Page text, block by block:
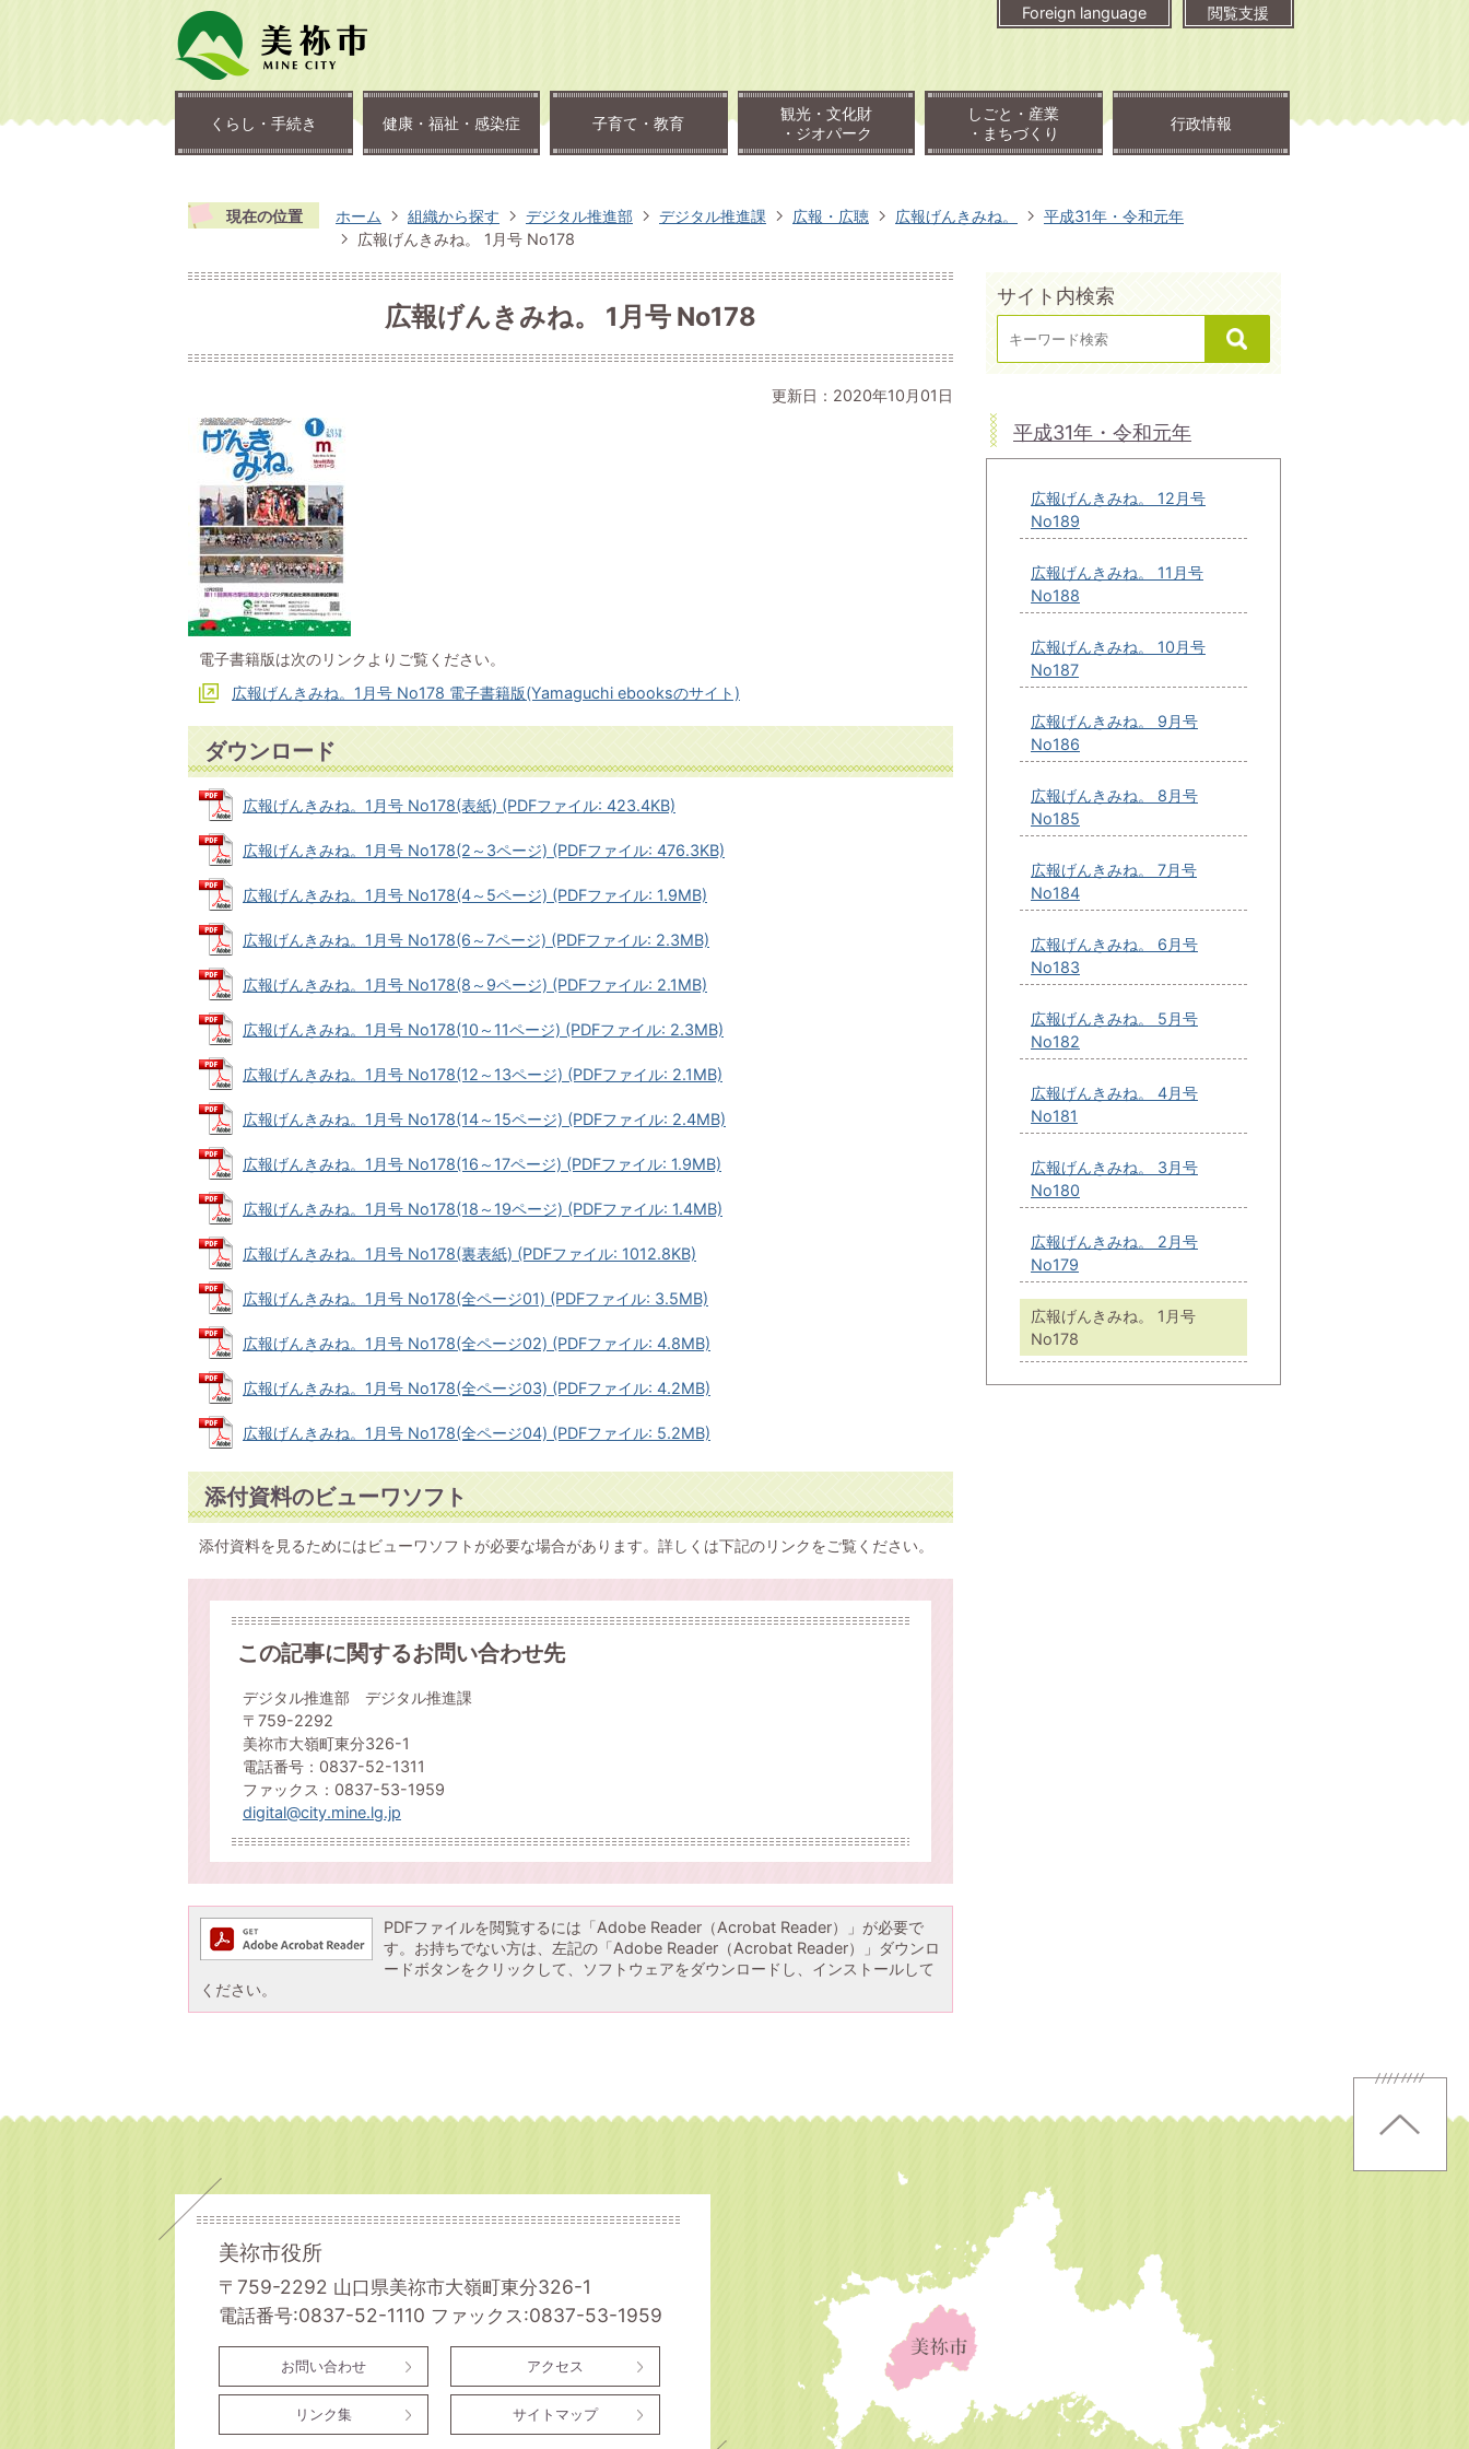
Foreign language 閲覧支援
くらし・手続き 健康・福祉・感染症 子育て・教育
観光・文化財
・ジオパーク
しごと・産業
・まちづくり
行政情報
現在の位置 ホーム 組織から探す デジタル推進部 デジタル推進課 広報・広聴 広報げんきみね。
平成31年・令和元年
広報げんきみね。 1月号 No178
広報げんきみね。 1月号 No178
更新日：2020年10月01日
電子書籍版は次のリンクよりご覧ください。
広報げんきみね。1月号 No178 電子書籍版(Yamaguchi ebooksのサイト)
ダウンロード
広報げんきみね。1月号 No178(表紙) (PDFファイル: 423.4KB)
広報げんきみね。1月号 No178(2～3ページ) (PDFファイル: 476.3KB)
広報げんきみね。1月号 No178(4～5ページ) (PDFファイル: 1.9MB)
広報げんきみね。1月号 No178(6～7ページ) (PDFファイル: 2.3MB)
広報げんきみね。1月号 No178(8～9ページ) (PDFファイル: 2.1MB)
広報げんきみね。1月号 No178(10～11ページ) (PDFファイル: 2.3MB)
広報げんきみね。1月号 No178(12～13ページ) (PDFファイル: 2.1MB)
広報げんきみね。1月号 No178(14～15ページ) (PDFファイル: 2.4MB)
広報げんきみね。1月号 No178(16～17ページ) (PDFファイル: 1.9MB)
広報げんきみね。1月号 No178(18～19ページ) (PDFファイル: 1.4MB)
広報げんきみね。1月号 No178(裏表紙) (PDFファイル: 1012.8KB)
広報げんきみね。1月号 No178(全ページ01) (PDFファイル: 3.5MB)
広報げんきみね。1月号 No178(全ページ02) (PDFファイル: 4.8MB)
広報げんきみね。1月号 No178(全ページ03) (PDFファイル: 4.2MB)
広報げんきみね。1月号 No178(全ページ04) (PDFファイル: 5.2MB)
添付資料のビューワソフト
添付資料を見るためにはビューワソフトが必要な場合があります。詳しくは下記のリンクをご覧ください。
この記事に関するお問い合わせ先
デジタル推進部 デジタル推進課
〒759-2292
美祢市大嶺町東分326-1
電話番号：0837-52-1311
ファックス：0837-53-1959
digital@city.mine.lg.jp
PDFファイルを閲覧するには「Adobe Reader（Acrobat Reader）」が必要で
す。お持ちでない方は、左記の「Adobe Reader（Acrobat Reader）」ダウンロ
ードボタンをクリックして、ソフトウェアをダウンロードし、インストールして
ください。
サイト内検索
平成31年・令和元年
広報げんきみね。 12月号
No189
広報げんきみね。 11月号
No188
広報げんきみね。 10月号
No187
広報げんきみね。 9月号
No186
広報げんきみね。 8月号
No185
広報げんきみね。 7月号
No184
広報げんきみね。 6月号
No183
広報げんきみね。 5月号
No182
広報げんきみね。 4月号
No181
広報げんきみね。 3月号
No180
広報げんきみね。 2月号
No179
広報げんきみね。 1月号
No178
美祢市役所
〒759-2292 山口県美祢市大嶺町東分326-1
電話番号:0837-52-1110 ファックス:0837-53-1959
お問い合わせ アクセス
リンク集 サイトマップ